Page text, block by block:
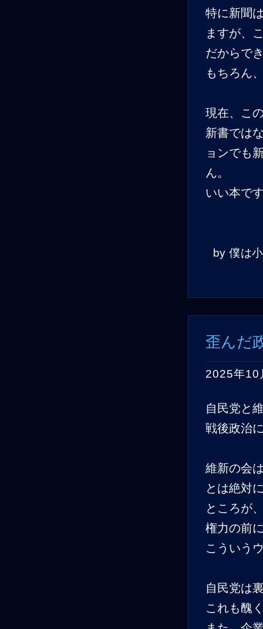
特に新聞
ますが、
だからで
もちろん
現在、こ
新書では
ョンでも
ん。
いい本で
by 僕は
歪んだ
2025年10
自民党と
戦後政治
維新の会
とは絶対
ところが
権力の前
こういう
自民党は
これも醜